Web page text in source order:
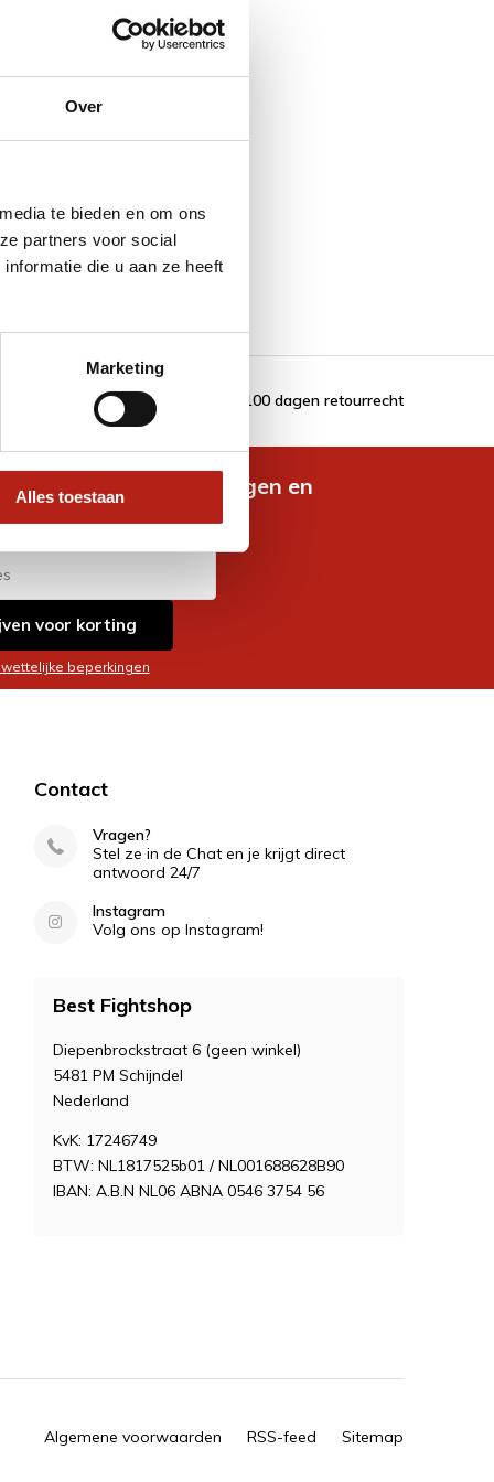
Over
te bieden en om ons
partners voor social
die u aan ze heeft
Marketing
Alles toestaan
100 dagen retourrecht
nieuwste aanbiedingen en
voor korting
beperkingen
Contact
Vragen?
Stel ze in de Chat en je krijgt direct
antwoord 24/7
Instagram
Volg ons op Instagram!
Best Fightshop
Diepenbrockstraat 6 (geen winkel)
5481 PM Schijndel
Nederland
KvK: 17246749
BTW: NL1817525b01 / NL001688628B90
IBAN: A.B.N NL06 ABNA 0546 3754 56
Algemene voorwaarden RSS-feed Sitemap